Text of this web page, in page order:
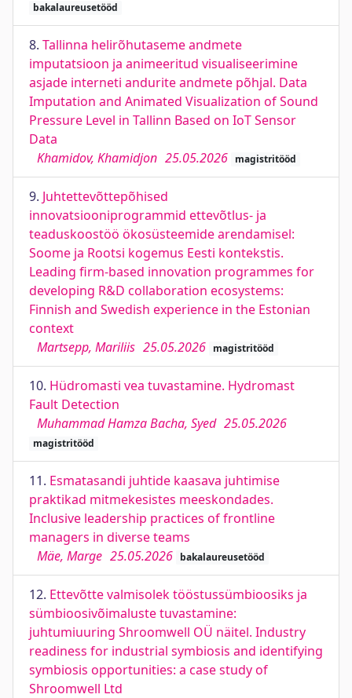
bakalaureusetööd
8. Tallinna helirõhutaseme andmete
imputatsioon ja animeeritud visualiseerimine
asjade interneti andurite andmete põhjal. Data
Imputation and Animated Visualization of Sound
Pressure Level in Tallinn Based on IoT Sensor
Data
Khamidov, Khamidjon 25.05.2026 magistritööd
9. Juhtettevõttepõhised
innovatsiooniprogrammid ettevõtlus- ja
teaduskoostöö ökosüsteemide arendamisel:
Soome ja Rootsi kogemus Eesti kontekstis.
Leading firm-based innovation programmes for
developing R&D collaboration ecosystems:
Finnish and Swedish experience in the Estonian
context
Martsepp, Mariliis 25.05.2026 magistritööd
10. Hüdromasti vea tuvastamine. Hydromast
Fault Detection
Muhammad Hamza Bacha, Syed 25.05.2026
magistritööd
11. Esmatasandi juhtide kaasava juhtimise
praktikad mitmekesistes meeskondades.
Inclusive leadership practices of frontline
managers in diverse teams
Mäe, Marge 25.05.2026 bakalaureusetööd
12. Ettevõtte valmisolek tööstussümbioosiks ja
sümbioosivõimaluste tuvastamine:
juhtumiuuring Shroomwell OÜ näitel. Industry
readiness for industrial symbiosis and identifying
symbiosis opportunities: a case study of
Shroomwell Ltd